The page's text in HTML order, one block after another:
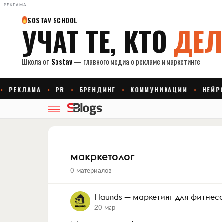
РЕКЛАМА
макркетолог
0 материалов
Haunds — маркетинг для
20 мар